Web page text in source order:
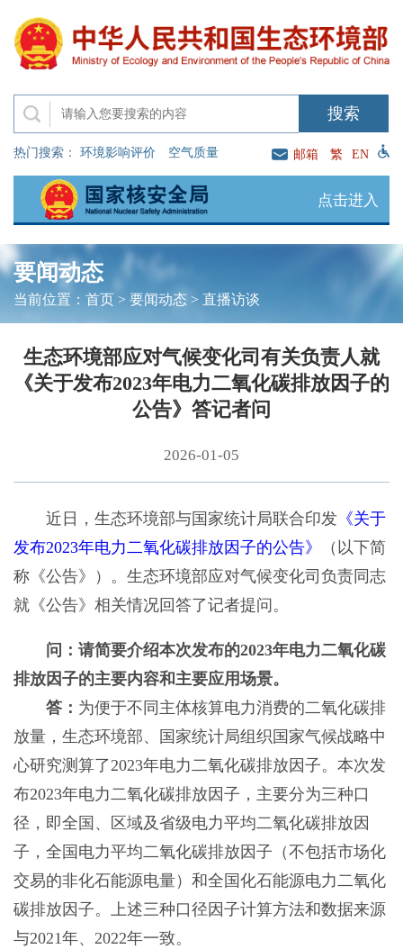
热门搜索： 环境影响评价 空气质量 邮箱 繁 EN
点击进入
要闻动态
当前位置： 首页> 要闻动态 > 直播访谈
生态环境部应对气候变化司有关负责人就
《关于发布2023年电力二氧化碳排放因子的
公告》答记者问
2026-01-05
近日，生态环境部与国家统计局联合印发《关于
发布2023年电力二氧化碳排放因子的公告》
（以下简
称《公告》）。生态环境部应对气候变化司负责同志
就《公告》相关情况回答了记者提问。
问：请简要介绍本次发布的2023年电力二氧化碳
排放因子的主要内容和主要应用场景。
答： 为便于不同主体核算电力消费的二氧化碳排
放量，生态环境部、国家统计局组织国家气候战略中
心研究测算了2023年电力二氧化碳排放因子。本次发
布2023年电力二氧化碳排放因子，主要分为三种口
径，即全国、区域及省级电力平均二氧化碳排放因
子，全国电力平均二氧化碳排放因子（不包括市场化
交易的非化石能源电量）和全国化石能源电力二氧化
碳排放因子。上述三种口径因子计算方法和数据来源
与2021年、2022年一致。